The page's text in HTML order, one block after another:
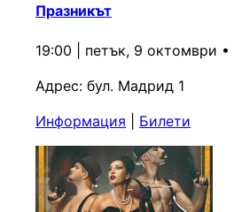
Празникът
19:00 | петък, 9 октомври •
Адрес: бул. Мадрид 1
Информация
Билети